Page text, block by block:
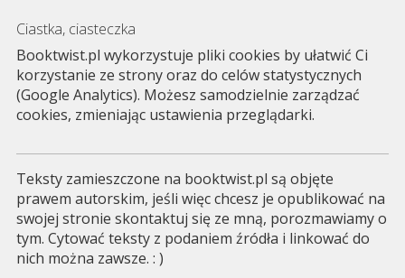
Ciastka, ciasteczka
Booktwist.pl wykorzystuje pliki cookies by ułatwić Ci
korzystanie ze strony oraz do celów statystycznych
(Google Analytics). Możesz samodzielnie zarządzać
cookies, zmieniając ustawienia przeglądarki.
Teksty zamieszczone na booktwist.pl są objęte
prawem autorskim, jeśli więc chcesz je opublikować na
swojej stronie skontaktuj się ze mną, porozmawiamy o
tym. Cytować teksty z podaniem źródła i linkować do
nich można zawsze. : )